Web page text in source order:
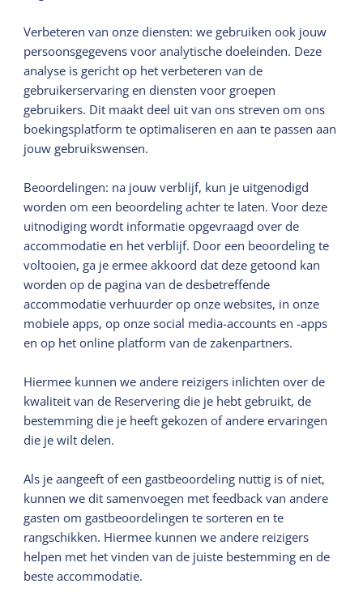
Verbeteren van onze diensten: we gebruiken ook jouw
persoonsgegevens voor analytische doeleinden. Deze
analyse is gericht op het verbeteren van de
gebruikerservaring en diensten voor groepen
gebruikers. Dit maakt deel uit van ons streven om ons
boekingsplatform te optimaliseren en aan te passen aan
jouw gebruikswensen.
Beoordelingen: na jouw verblijf, kun je uitgenodigd
worden om een beoordeling achter te laten. Voor deze
uitnodiging wordt informatie opgevraagd over de
accommodatie en het verblijf. Door een beoordeling te
voltooien, ga je ermee akkoord dat deze getoond kan
worden op de pagina van de desbetreffende
accommodatie verhuurder op onze websites, in onze
mobiele apps, op onze social media-accounts en -apps
en op het online platform van de zakenpartners.
Hiermee kunnen we andere reizigers inlichten over de
kwaliteit van de Reservering die je hebt gebruikt, de
bestemming die je heeft gekozen of andere ervaringen
die je wilt delen.
Als je aangeeft of een gastbeoordeling nuttig is of niet,
kunnen we dit samenvoegen met feedback van andere
gasten om gastbeoordelingen te sorteren en te
rangschikken. Hiermee kunnen we andere reizigers
helpen met het vinden van de juiste bestemming en de
beste accommodatie.